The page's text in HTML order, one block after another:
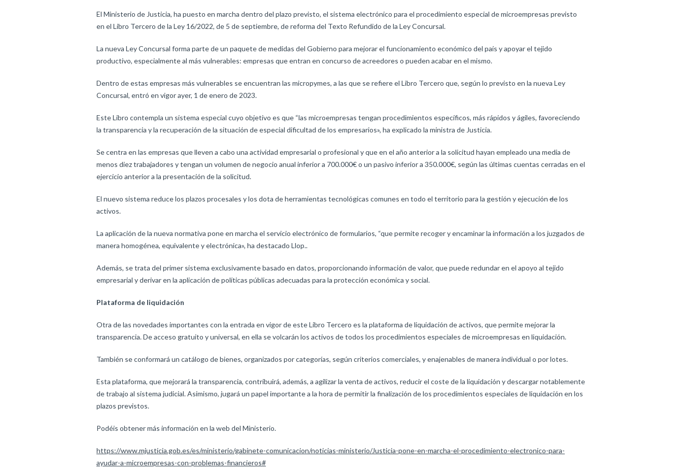
El Ministerio de Justicia, ha puesto en marcha dentro del plazo previsto, el sistema electrónico para el procedimiento especial de microempresas previsto
en el Libro Tercero de la Ley 16/2022, de 5 de septiembre, de reforma del Texto Refundido de la Ley Concursal.
La nueva Ley Concursal forma parte de un paquete de medidas del Gobierno para mejorar el funcionamiento económico del país y apoyar el tejido
productivo, especialmente al más vulnerables: empresas que entran en concurso de acreedores o pueden acabar en el mismo.
Dentro de estas empresas más vulnerables se encuentran las micropymes, a las que se refiere el Libro Tercero que, según lo previsto en la nueva Ley
Concursal, entró en vigor ayer, 1 de enero de 2023.
Este Libro contempla un sistema especial cuyo objetivo es que “las microempresas tengan procedimientos específicos, más rápidos y ágiles, favoreciendo
la transparencia y la recuperación de la situación de especial dificultad de los empresarios», ha explicado la ministra de Justicia.
Se centra en las empresas que lleven a cabo una actividad empresarial o profesional y que en el año anterior a la solicitud hayan empleado una media de
menos diez trabajadores y tengan un volumen de negocio anual inferior a 700.000€ o un pasivo inferior a 350.000€, según las últimas cuentas cerradas en el
ejercicio anterior a la presentación de la solicitud.
El nuevo sistema reduce los plazos procesales y los dota de herramientas tecnológicas comunes en todo el territorio para la gestión y ejecución de los
activos.
La aplicación de la nueva normativa pone en marcha el servicio electrónico de formularios, “que permite recoger y encaminar la información a los juzgados de
manera homogénea, equivalente y electrónica», ha destacado Llop..
Además, se trata del primer sistema exclusivamente basado en datos, proporcionando información de valor, que puede redundar en el apoyo al tejido
empresarial y derivar en la aplicación de políticas públicas adecuadas para la protección económica y social.
Plataforma de liquidación
Otra de las novedades importantes con la entrada en vigor de este Libro Tercero es la plataforma de liquidación de activos, que permite mejorar la
transparencia. De acceso gratuito y universal, en ella se volcarán los activos de todos los procedimientos especiales de microempresas en liquidación.
También se conformará un catálogo de bienes, organizados por categorías, según criterios comerciales, y enajenables de manera individual o por lotes.
Esta plataforma, que mejorará la transparencia, contribuirá, además, a agilizar la venta de activos, reducir el coste de la liquidación y descargar notablemente
de trabajo al sistema judicial. Asimismo, jugará un papel importante a la hora de permitir la finalización de los procedimientos especiales de liquidación en los
plazos previstos.
Podéis obtener más información en la web del Ministerio.
https://www.mjusticia.gob.es/es/ministerio/gabinete-comunicacion/noticias-ministerio/Justicia-pone-en-marcha-el-procedimiento-electronico-para-
ayudar-a-microempresas-con-problemas-financieros#